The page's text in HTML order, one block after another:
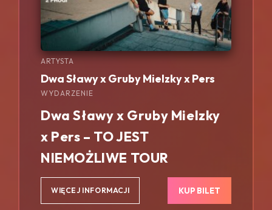
ARTYSTA
Dwa Sławy x Gruby Mielzky x Pers
WYDARZENIE
Dwa Sławy x Gruby Mielzky
x Pers – TO JEST
NIEMOŻLIWE TOUR
WIĘCEJ INFORMACJI KUP BILET